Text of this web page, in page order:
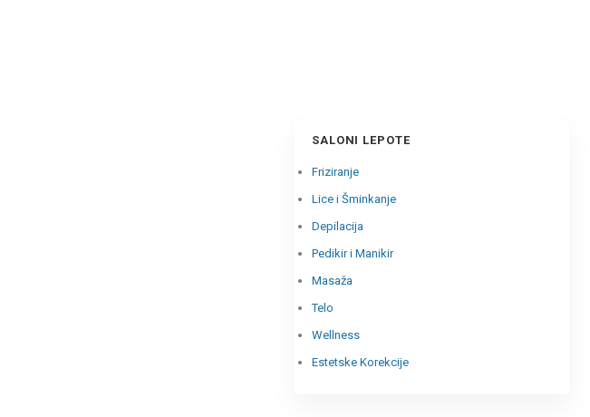
SALONI LEPOTE
Friziranje
Lice i Šminkanje
Depilacija
Pedikir i Manikir
Masaža
Telo
Wellness
Estetske Korekcije